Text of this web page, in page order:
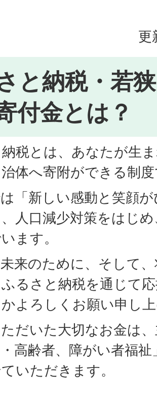
更
と納税・若
付金とは？
税とは、あなたが生
体へ寄附ができる制
「新しい感動と笑顔
人口減少対策をはじ
ます。
来のために、そして
るさと納税を通じて
よろしくお願い申し
だいた大切なお金は
高齢者、障がい者福
いただきます。